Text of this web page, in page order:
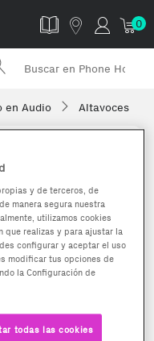
0
en Audio Altavoces
y de terceros, de
manera segura nuestra
utilizamos cookies
que realizas y para ajustar la
configurar y aceptar el uso
modificar tus opciones de
la Configuración de
todas las cookies